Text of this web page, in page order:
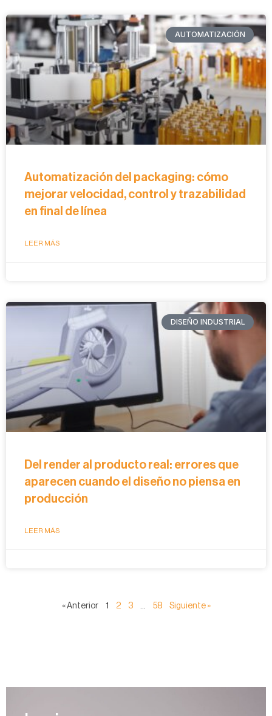
AUTOMATIZACIÓN
Automatización del packaging: cómo
mejorar velocidad, control y trazabilidad
en final de línea
LEER MÁS
DISEÑO INDUSTRIAL
Del render al producto real: errores que
aparecen cuando el diseño no piensa en
producción
LEER MÁS
« Anterior 1 2 3 … 58 Siguiente »